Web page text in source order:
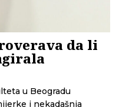
da li
u Beogradu
i nekadašnja